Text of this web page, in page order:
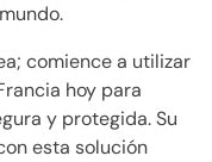
comience a utilizar
hoy para
y protegida. Su
esta solución